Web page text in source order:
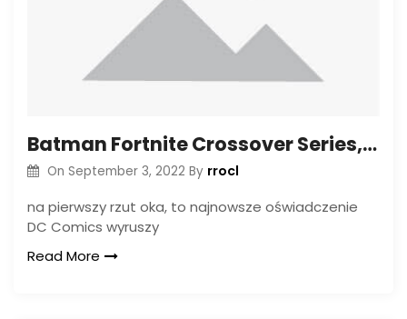
Batman Fortnite Crossover Series, aby przedstawić DC Comics
On September 3, 2022 By rrocl
na pierwszy rzut oka, to najnowsze oświadczenie
DC Comics wyruszy
Read More